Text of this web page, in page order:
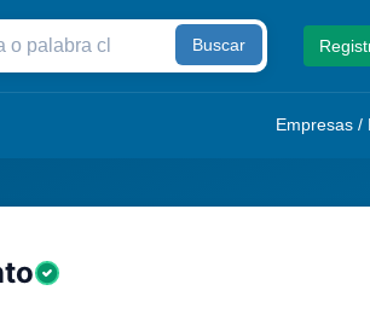
Buscar
Empresas /